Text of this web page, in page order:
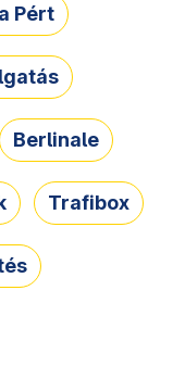
Pért
Berlinale
Trafibox